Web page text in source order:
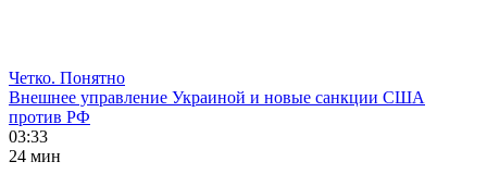
Четко. Понятно
Внешнее управление Украиной и новые санкции США
против РФ
03:33
24 мин